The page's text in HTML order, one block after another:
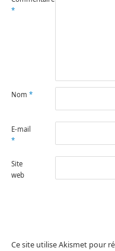
*
Nom *
E-mail
*
Site
web
Ce site utilise Akismet pour